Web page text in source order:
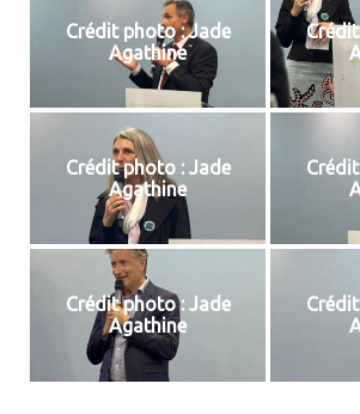
Crédit photo : Jade
Agathine
Crédit photo : Jade
Agathine
Crédit photo : Jade
Agathine